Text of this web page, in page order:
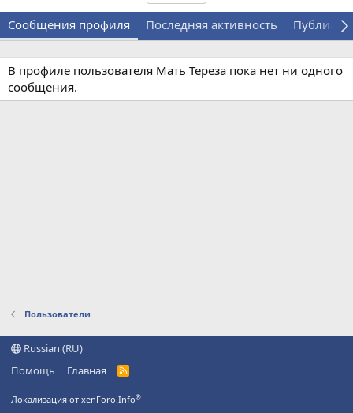
Сообщения профиля Последняя активность
В профиле пользователя Мать Тереза пока нет ни одного
сообщения.
Пользователи
Russian (RU)
Помощь
Главная
R
Локализация от xenForo.Info®